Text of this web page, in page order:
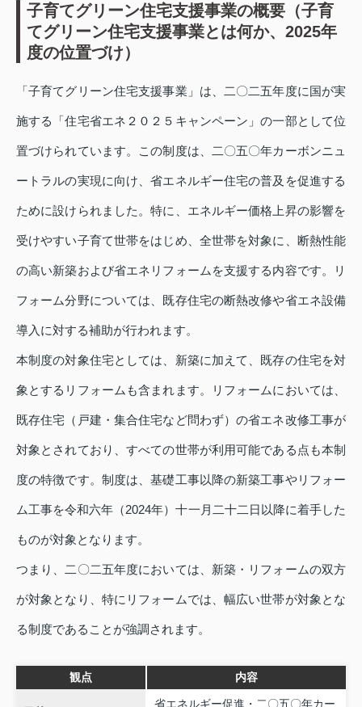
子育てグリーン住宅支援事業の概要（子育
てグリーン住宅支援事業とは何か、2025年
度の位置づけ）
「子育てグリーン住宅支援事業」は、二〇二五年度に国が実
施する「住宅省エネ２０２５キャンペーン」の一部として位
置づけられています。この制度は、二〇五〇年カーボンニュ
ートラルの実現に向け、省エネルギー住宅の普及を促進する
ために設けられました。特に、エネルギー価格上昇の影響を
受けやすい子育て世帯をはじめ、全世帯を対象に、断熱性能
の高い新築および省エネリフォームを支援する内容です。リ
フォーム分野については、既存住宅の断熱改修や省エネ設備
導入に対する補助が行われます。
本制度の対象住宅としては、新築に加えて、既存の住宅を対
象とするリフォームも含まれます。リフォームにおいては、
既存住宅（戸建・集合住宅など問わず）の省エネ改修工事が
対象とされており、すべての世帯が利用可能である点も本制
度の特徴です。制度は、基礎工事以降の新築工事やリフォー
ム工事を令和六年（2024年）十一月二十二日以降に着手した
ものが対象となります。
つまり、二〇二五年度においては、新築・リフォームの双方
が対象となり、特にリフォームでは、幅広い世帯が対象とな
る制度であることが強調されます。
観点 内容
省エネルギー促進・二〇五〇年カー